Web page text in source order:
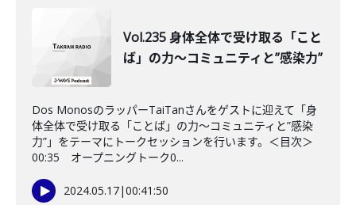
Vol.235 身体全体で受け取る「こと
ば」の力〜コミュニティと”感染力”
Dos MonosのラッパーTaiTanさんをゲストに迎えて「身
体全体で受け取る「ことば」の力〜コミュニティと”感染
力”」をテーマにトークセッションを行います。＜目次＞
00:35 オープニングトーク0...
2024.05.17|00:41:50